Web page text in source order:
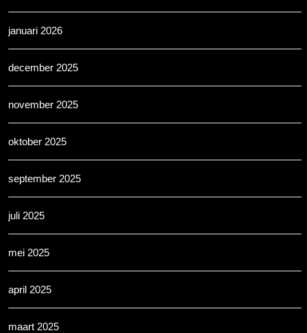
januari 2026
december 2025
november 2025
oktober 2025
september 2025
juli 2025
mei 2025
april 2025
maart 2025